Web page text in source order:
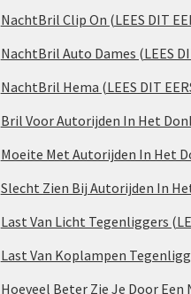
NachtBril Clip On (LEES DIT
NachtBril Auto Dames (LEES
NachtBril Hema (LEES DIT
Bril Voor Autorijden In Het
Moeite Met Autorijden In Het
Slecht Zien Bij Autorijden In
Last Van Licht Tegenliggers
Last Van Koplampen
Hoeveel Beter Zie Je Door Een